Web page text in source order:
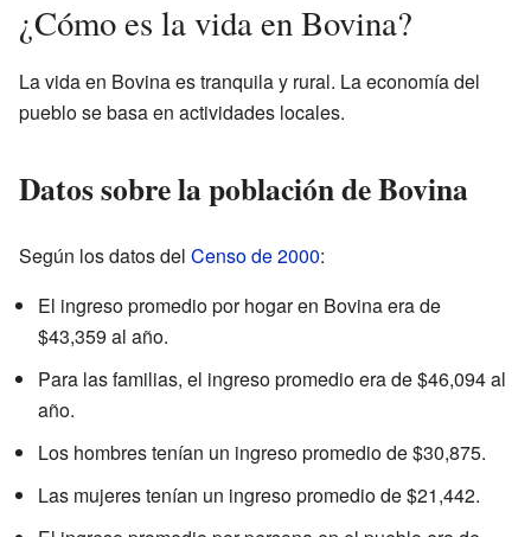
¿Cómo es la vida en Bovina?
La vida en Bovina es tranquila y rural. La economía del
pueblo se basa en actividades locales.
Datos sobre la población de Bovina
Según los datos del Censo de 2000:
El ingreso promedio por hogar en Bovina era de
$43,359 al año.
Para las familias, el ingreso promedio era de $46,094 al
año.
Los hombres tenían un ingreso promedio de $30,875.
Las mujeres tenían un ingreso promedio de $21,442.